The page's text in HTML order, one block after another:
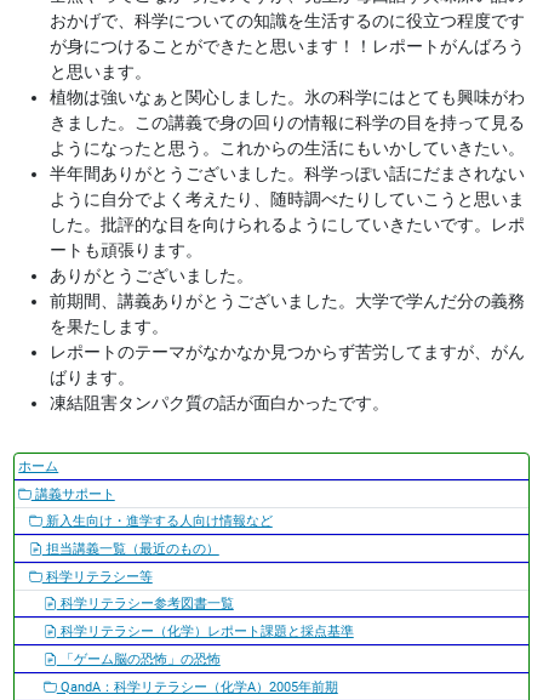
おかげで、科学についての知識を生活するのに役立つ程度です
が身につけることができたと思います！！レポートがんばろう
と思います。
植物は強いなぁと関心しました。氷の科学にはとても興味がわ
きました。この講義で身の回りの情報に科学の目を持って見る
ようになったと思う。これからの生活にもいかしていきたい。
半年間ありがとうございました。科学っぽい話にだまされない
ように自分でよく考えたり、随時調べたりしていこうと思いま
した。批評的な目を向けられるようにしていきたいです。レポ
ートも頑張ります。
ありがとうございました。
前期間、講義ありがとうございました。大学で学んだ分の義務
を果たします。
レポートのテーマがなかなか見つからず苦労してますが、がん
ばります。
凍結阻害タンパク質の話が面白かったです。
ナ
ビ
ゲ
ー
シ
ョ
ン
ホーム
講義サポート
新入生向け・進学する人向け情報など
担当講義一覧（最近のもの）
科学リテラシー等
科学リテラシー参考図書一覧
科学リテラシー（化学）レポート課題と採点基準
「ゲーム脳の恐怖」の恐怖
QandA：科学リテラシー（化学A）2005年前期